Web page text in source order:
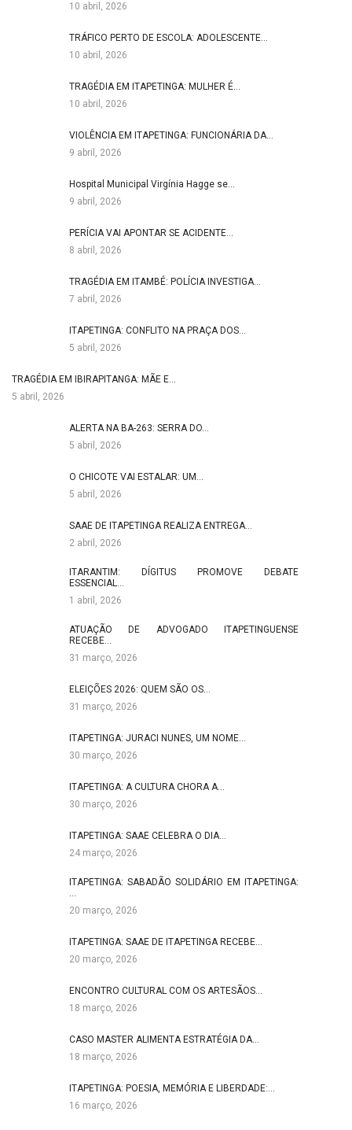
10 abril, 2026
TRÁFICO PERTO DE ESCOLA: ADOLESCENTE…
10 abril, 2026
TRAGÉDIA EM ITAPETINGA: MULHER É…
10 abril, 2026
VIOLÊNCIA EM ITAPETINGA: FUNCIONÁRIA DA…
9 abril, 2026
Hospital Municipal Virgínia Hagge se…
9 abril, 2026
PERÍCIA VAI APONTAR SE ACIDENTE…
8 abril, 2026
TRAGÉDIA EM ITAMBÉ: POLÍCIA INVESTIGA…
7 abril, 2026
ITAPETINGA: CONFLITO NA PRAÇA DOS…
5 abril, 2026
TRAGÉDIA EM IBIRAPITANGA: MÃE E…
5 abril, 2026
ALERTA NA BA-263: SERRA DO…
5 abril, 2026
O CHICOTE VAI ESTALAR: UM…
5 abril, 2026
SAAE DE ITAPETINGA REALIZA ENTREGA…
2 abril, 2026
ITARANTIM: DÍGITUS PROMOVE DEBATE
ESSENCIAL…
1 abril, 2026
ATUAÇÃO DE ADVOGADO ITAPETINGUENSE
RECEBE…
31 março, 2026
ELEIÇÕES 2026: QUEM SÃO OS…
31 março, 2026
ITAPETINGA: JURACI NUNES, UM NOME…
30 março, 2026
ITAPETINGA: A CULTURA CHORA A…
30 março, 2026
ITAPETINGA: SAAE CELEBRA O DIA…
24 março, 2026
ITAPETINGA: SABADÃO SOLIDÁRIO EM ITAPETINGA:
…
20 março, 2026
ITAPETINGA: SAAE DE ITAPETINGA RECEBE…
20 março, 2026
ENCONTRO CULTURAL COM OS ARTESÃOS…
18 março, 2026
CASO MASTER ALIMENTA ESTRATÉGIA DA…
18 março, 2026
ITAPETINGA: POESIA, MEMÓRIA E LIBERDADE:…
16 março, 2026